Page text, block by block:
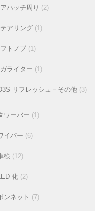
アハッチ周り (2)
テアリング (1)
トノブ (1)
ライター (1)
リフレッシュ－その他 (3)
ワーバー (1)
イパー (6)
検 (12)
化 (2)
ンネット (7)